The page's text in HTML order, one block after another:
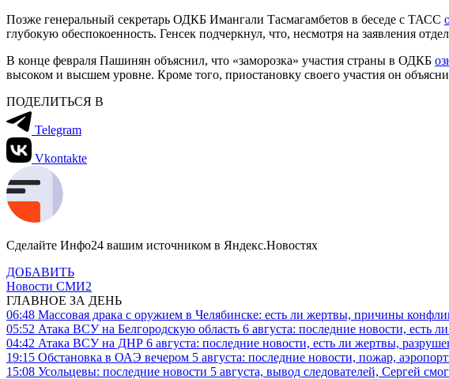
Позже генеральный секретарь ОДКБ Имангали Тасмагамбетов в беседе с ТАСС
глубокую обеспокоенность. Генсек подчеркнул, что, несмотря на заявления
В конце февраля Пашинян объяснил, что «заморозка» участия страны в ОДКБ
высоком и высшем уровне. Кроме того, приостановку своего участия он
ПОДЕЛИТЬСЯ В
Telegram
Vkontakte
Сделайте Инфо24 вашим источником в Яндекс.Новостях
ДОБАВИТЬ
Новости СМИ2
ГЛАВНОЕ ЗА ДЕНЬ
06:48 Массовая драка с оружием в Челябинске: есть ли жертвы, причины
05:52 Атака ВСУ на Белгородскую область 6 августа: последние новости, есть
04:42 Атака ВСУ на ДНР 6 августа: последние новости, есть ли жертвы,
19:15 Обстановка в ОАЭ вечером 5 августа: последние новости, пожар,
15:08 Усольцевы: последние новости 5 августа, вывод следователей, Сергей